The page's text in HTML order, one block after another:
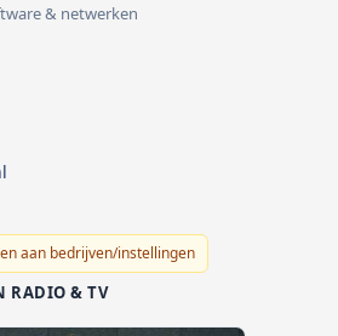
& netwerken
aan bedrijven/instellingen
RADIO & TV